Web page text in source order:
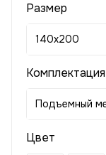
Размер
140x200
Комплектация
Подъемный
Цвет